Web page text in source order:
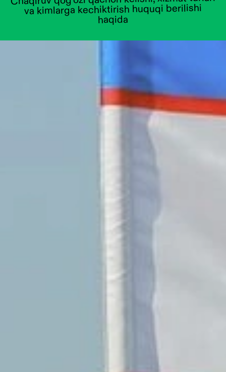
va kimlarga kechiktirish huquqi berilishi
haqida